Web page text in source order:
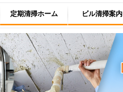
定期清掃ホーム ビル清掃案内